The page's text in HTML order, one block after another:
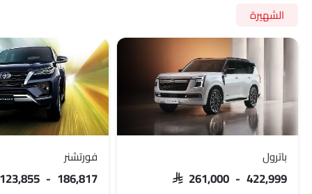
الشهيرة
باترول
SAR 261,000 - 422,999
فورتشنر
123,855 - 186,817